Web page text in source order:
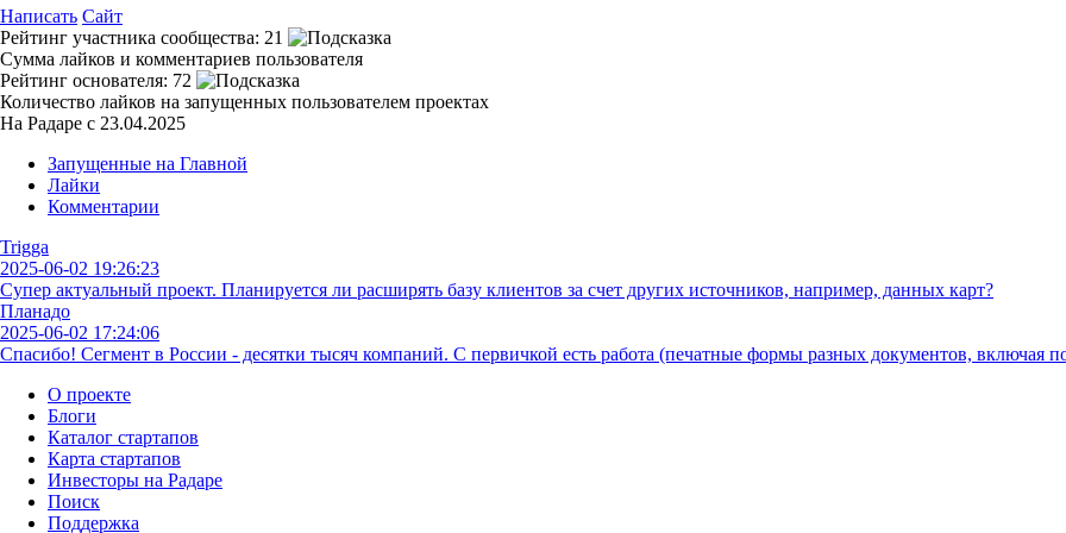
Написать Сайт
Рейтинг участника сообщества: 21
Сумма лайков и комментариев пользователя
Рейтинг основателя: 72
Количество лайков на запущенных пользователем проектах
На Радаре с 23.04.2025
Запущенные на Главной
Лайки
Комментарии
Trigga
2025-06-02 19:26:23
Супер актуальный проект. Планируется ли расширять базу клиентов за счет других источников, например, данных карт?
Планадо
2025-06-02 17:24:06
Спасибо! Сегмент в России - десятки тысяч компаний. С первичкой есть работа (печатные формы разных документов, включая
О проекте
Блоги
Каталог стартапов
Карта стартапов
Инвесторы на Радаре
Поиск
Поддержка